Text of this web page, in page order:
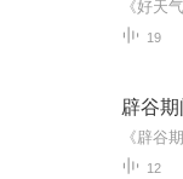
19
辟谷
12